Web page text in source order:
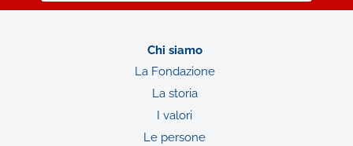
Chi siamo
La Fondazione
La storia
I valori
Le persone